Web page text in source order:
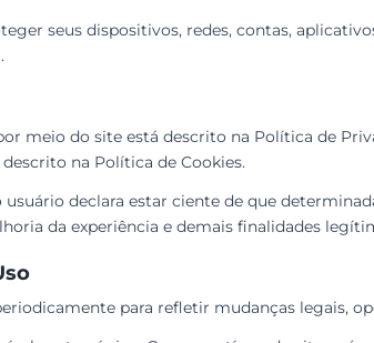
seus dispositivos, redes, contas,
meio do site está descrito na Política de
na Política de Cookies.
declara estar ciente de que
da experiência e demais finalidades
para refletir mudanças legais,